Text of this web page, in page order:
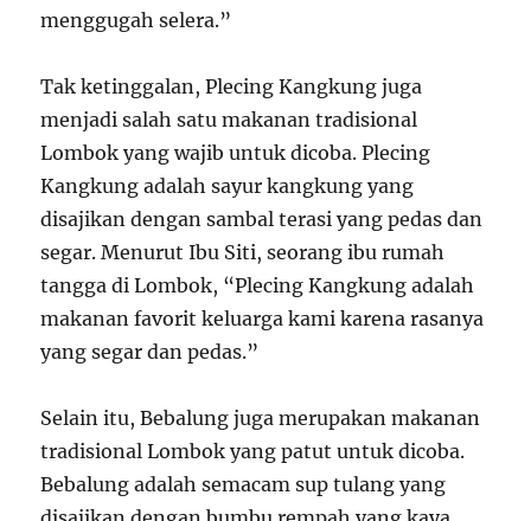
menggugah selera.”
Tak ketinggalan, Plecing Kangkung juga
menjadi salah satu makanan tradisional
Lombok yang wajib untuk dicoba. Plecing
Kangkung adalah sayur kangkung yang
disajikan dengan sambal terasi yang pedas dan
segar. Menurut Ibu Siti, seorang ibu rumah
tangga di Lombok, “Plecing Kangkung adalah
makanan favorit keluarga kami karena rasanya
yang segar dan pedas.”
Selain itu, Bebalung juga merupakan makanan
tradisional Lombok yang patut untuk dicoba.
Bebalung adalah semacam sup tulang yang